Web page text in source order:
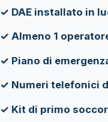
✓ DAE installato in
✓ Almeno 1
✓ Piano di
✓ Numeri telefonici
✓ Kit di primo